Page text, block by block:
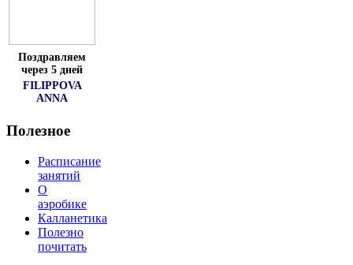
Поздравляем
через 5 дней
FILIPPOVA
ANNA
Полезное
Расписание
занятий
О
аэробике
Калланетика
Полезно
почитать